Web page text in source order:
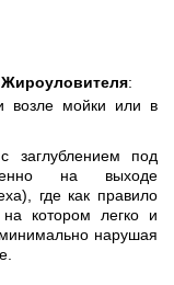
Жироуловителя:
возле мойки или в
заглублением под
на выходе
где как правило
на котором легко и
нарушая